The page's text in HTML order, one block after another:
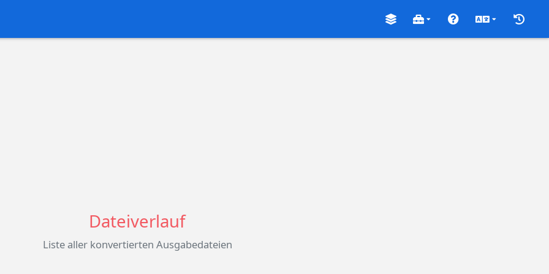
Dateiverlauf
Liste aller konvertierten Ausgabedateien